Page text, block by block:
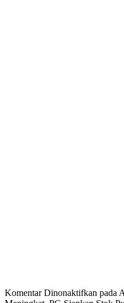
Komentar Dinonaktifkan pada